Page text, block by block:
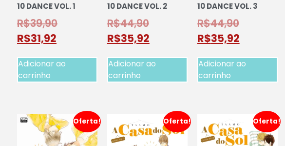
10 DANCE VOL. 1
R$39,90
R$31,92
Adicionar ao
carrinho
10 DANCE VOL. 2
R$44,90
R$35,92
Adicionar ao
carrinho
10 DANCE VOL. 3
R$44,90
R$35,92
Adicionar ao
carrinho
Oferta! Oferta! Oferta!